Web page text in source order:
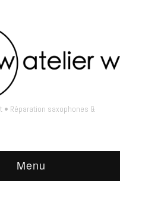
• Réparation saxophones &
Menu